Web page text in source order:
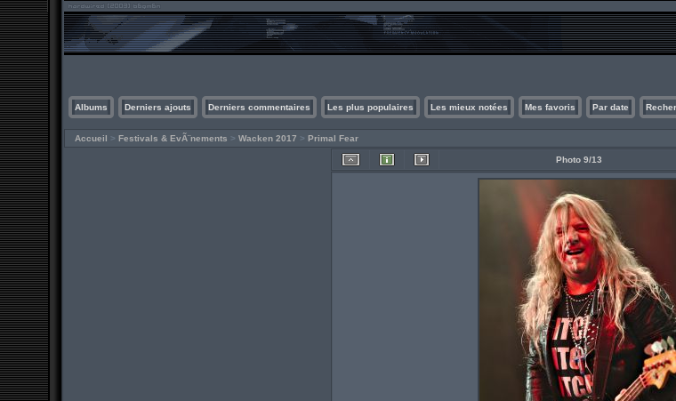
Albums Derniers ajouts Derniers commentaires Les plus populaires Les mieux notées Mes favoris Par date
Accueil > Festivals & EvÃ¨nements > Wacken 2017 > Primal Fear
Photo 9/13